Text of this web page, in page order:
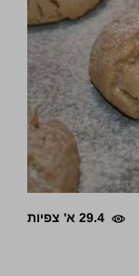
29.4 א' צפיות